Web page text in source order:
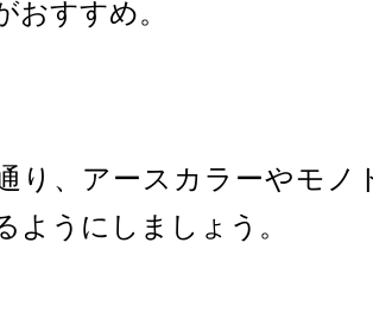
おすすめ。
り、アースカラーやモノ
ようにしましょう。